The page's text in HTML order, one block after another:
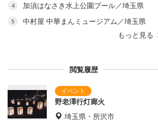
4 加須はなさき水上公園プール／埼玉県
5
中村屋 中華まんミュージアム／埼玉県
もっと見る
閲覧履歴
野老澤行灯廊火
埼玉県・所沢市